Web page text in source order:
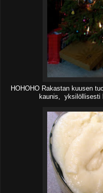
HOHOHO Rakastan kuusen
kaunis, yksilöllisesti